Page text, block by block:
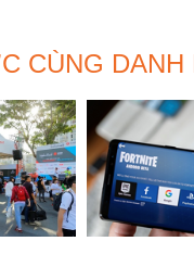
CÙNG DANH